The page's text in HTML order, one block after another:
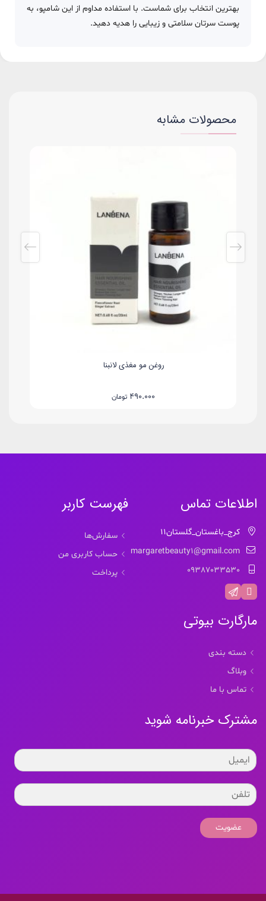
بهترین انتخاب برای شماست. با استفاده مداوم از این شامپو، به
پوست سرتان سلامتی و زیبایی را هدیه دهید.
محصولات مشابه
روغن مو مغذی لانبنا
490.000 تومان
اطلاعات تماس
کرج_باغستان_گلستان11
margaretbeauty1@gmail.com
09387033530
فهرست کاربر
سفارش‌ها
حساب کاربری من
پرداخت
مارگارت بیوتی
دسته بندی
وبلاگ
تماس با ما
مشترک خبرنامه شوید
عضویت